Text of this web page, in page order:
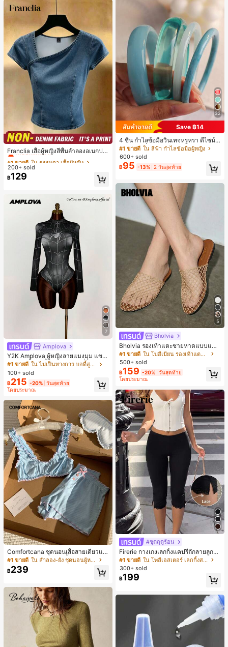
Franclia เสื้อผู้หญิงสีพื้นลำลองอเนกปร
ะสงค์สำหรับใส่ประจำวัน
#1 ขายดี ใน ธรรมดา เสื้อผู้หญิง
เกือบหมดแล้ว!
#1 ขายดี ใน ธรรมดา เสื้อผู้หญิง
เกือบหมดแล้ว!
#1 ขายดี ใน ธรรมดา เสื้อผู้หญิง
เกือบหมดแล้ว!
#1 ขายดี
200+ sold
฿129
7
Amplova
Y2K Amplova ผู้หญิงลายแมงมุม แขน
ยาว คอตั้ง บอดี้สูท, สไตล์แฟชั่นดาร์ก
บอดี้สูทผู้หญิง บอดี้สูทฮาโลวีน บอดี้สูท
ลายใยแมงมุม
#1 ขายดี
ใน ไม่เป็นทางการ บอดี้สูทผู้หญิง
100+ sold
฿215 -20% วันสุดท้าย
โดยประมาณ
Comfortcana ชุดนอนเสื้อสายเดี่ยวแต่
งระบายและกางเกงขาสั้นสำหรับผู้หญิง
#1 ขายดี ใน ลำลอง-ยัง ชุดนอนผู้หญิง
฿239
32
Save ฿14
4 ชิ้น กำไลข้อมือวินเทจหรูหรา ดีไซน์มิ
นิมอลแฟชั่น เหมาะสำหรับใส่ในชีวิตปร
ะจำวัน อะคริลิก เหมาะสำหรับใส่ในชีวิ
ตประจำวันและงานปาร์ตี้ ของขวัญสำห
รับผู้หญิง
#1 ขายดี ใน สีฟ้า กำไลข้อมือผู้หญิง
600+ sold
฿95 -13% 2 วันสุดท้าย
5
Bholvia
Bholvia รองเท้าแตะชายหาดแบบแบน
สบาย ๆ ลายฉลุมาใหม่สำหรับผู้หญิง
#1 ขายดี
ใน โบฮีเมียน รองเท้าแตะผู้หญิง
500+ sold
฿159 -20% วันสุดท้าย
โดยประมาณ
#ชุดฤดูร้อน
Firerie กางเกงเลกกิ้งแคปรีถักลายลูกไม้
สีดำหรูหราสำหรับผู้หญิง อเนกประสงค์
สำหรับกีฬา แฟชั่น ชายหาด เทศกาลด
นตรี ฤดูร้อนแบบสบายๆ
#1 ขายดี
ใน โพลีเอสเตอร์ เลกกิ้งสตรี
300+ sold
฿199